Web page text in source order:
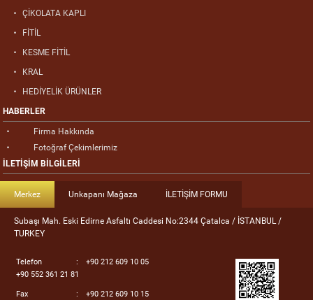
ÇİKOLATA KAPLI
FİTİL
KESME FİTİL
KRAL
HEDİYELİK ÜRÜNLER
HABERLER
Firma Hakkında
Fotoğraf Çekimlerimiz
İLETİŞİM BİLGİLERİ
Merkez Unkapanı Mağaza İLETİŞİM FORMU
Subaşı Mah. Eski Edirne Asfaltı Caddesi No:2344 Çatalca / İSTANBUL /
TURKEY
Telefon :
+90 212 609 10 05
+90 552 361 21 81
Fax : +90 212 609 10 15